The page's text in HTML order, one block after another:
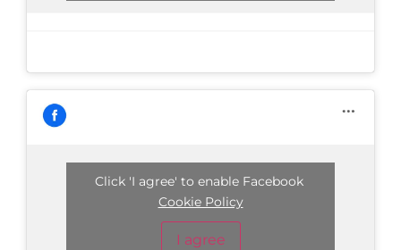
Click 'I agree' to enable Facebook
Cookie Policy
I agree